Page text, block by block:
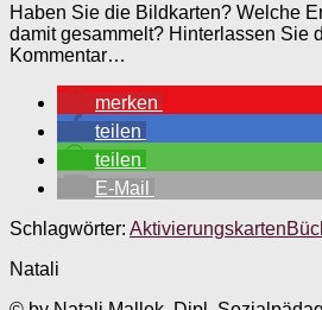
Haben Sie die Bildkarten? Welche
damit gesammelt? Hinterlassen Sie
Kommentar…
merken
teilen
teilen
E-Mail
Schlagwörter: Aktivierungskarten
Natali